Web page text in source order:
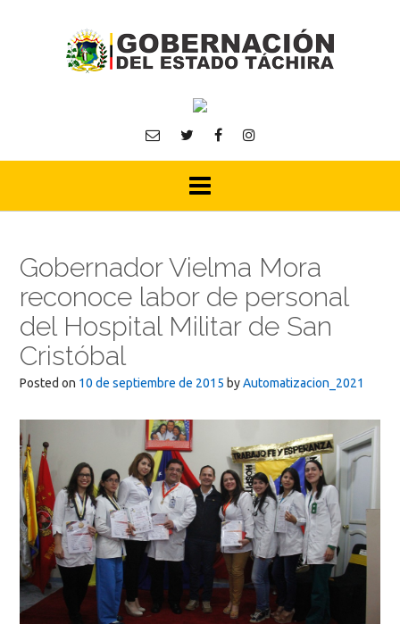
Gobernador Vielma Mora
reconoce labor de personal
del Hospital Militar de San
Cristóbal
Posted on 10 de septiembre de 2015 byAutomatizacion_2021